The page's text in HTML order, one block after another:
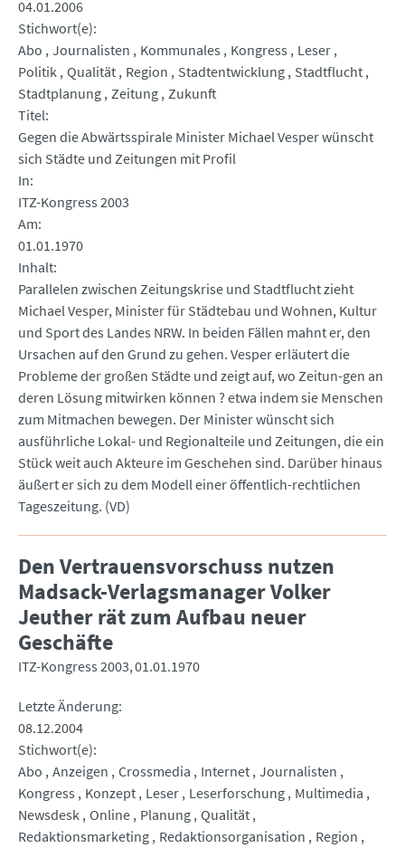
04.01.2006
Stichwort(e)
Abo Journalisten Kommunales Kongress
Leser
Politik Qualität Region Stadtentwicklung Stadtflucht
Stadtplanung Zeitung Zukunft
Titel
Gegen die Abwärtsspirale Minister Michael Vesper wünscht
sich Städte und Zeitungen mit Profil
In
ITZ-Kongress 2003
Am
01.01.1970
Inhalt
Parallelen zwischen Zeitungskrise und Stadtflucht zieht
Michael Vesper, Minister für Städtebau und Wohnen, Kultur
und Sport des Landes NRW. In beiden Fällen mahnt er, den
Ursachen auf den Grund zu gehen. Vesper erläutert die
Probleme der großen Städte und zeigt auf, wo Zeitun-gen an
deren Lösung mitwirken können ? etwa indem sie Menschen
zum Mitmachen bewegen. Der Minister wünscht sich
ausführliche Lokal- und Regionalteile und Zeitungen, die ein
Stück weit auch Akteure im Geschehen sind. Darüber hinaus
äußert er sich zu dem Modell einer öffentlich-rechtlichen
Tageszeitung. (VD)
Den Vertrauensvorschuss nutzen
Madsack-Verlagsmanager Volker
Jeuther rät zum Aufbau neuer
Geschäfte
ITZ-Kongress 2003 01.01.1970
Letzte Änderung
08.12.2004
Stichwort(e)
Abo Anzeigen Crossmedia Internet Journalisten
Kongress
Konzept Leser Leserforschung Multimedia
Newsdesk Online Planung Qualität
Redaktionsmarketing Redaktionsorganisation
Region